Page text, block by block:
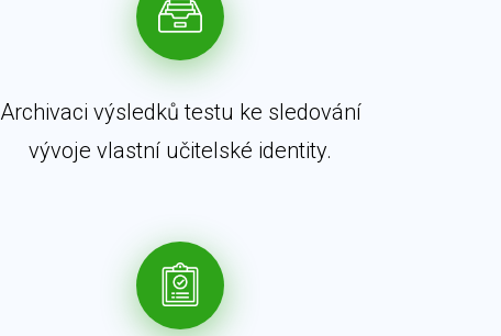
Archivaci výsledků testu ke sledování
vývoje vlastní učitelské identity.